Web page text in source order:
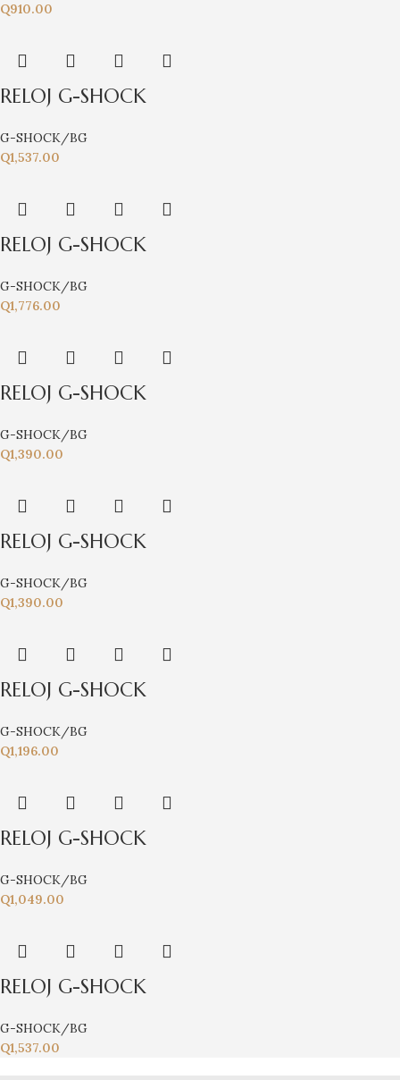
Q910.00
RELOJ G-SHOCK
G-SHOCK/BG
Q1,537.00
RELOJ G-SHOCK
G-SHOCK/BG
Q1,776.00
RELOJ G-SHOCK
G-SHOCK/BG
Q1,390.00
RELOJ G-SHOCK
G-SHOCK/BG
Q1,390.00
RELOJ G-SHOCK
G-SHOCK/BG
Q1,196.00
RELOJ G-SHOCK
G-SHOCK/BG
Q1,049.00
RELOJ G-SHOCK
G-SHOCK/BG
Q1,537.00